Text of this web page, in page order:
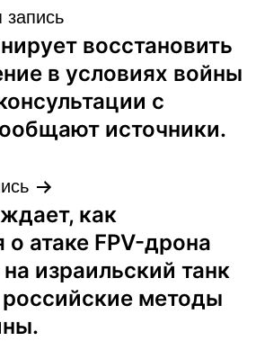
восстановить
в условиях войны
с
источники.
как
атаке FPV-дрона
израильский танк
методы